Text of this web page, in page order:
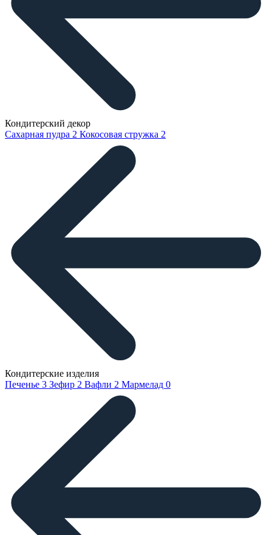
Кондитерский декор
Сахарная пудра 2 Кокосовая стружка 2
Кондитерские изделия
Печенье 3 Зефир 2 Вафли 2 Мармелад 0